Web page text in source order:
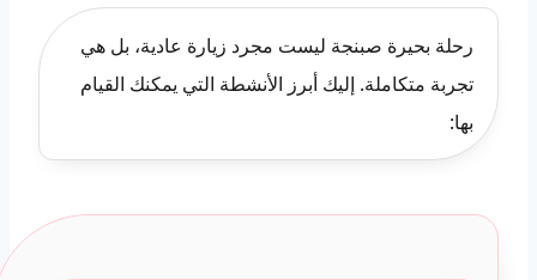
رحلة بحيرة صبنجة ليست مجرد زيارة عادية، بل هي
تجربة متكاملة. إليك أبرز الأنشطة التي يمكنك القيام
بها: